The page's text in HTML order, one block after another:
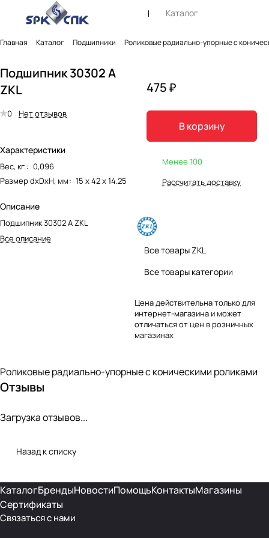
Каталог
Главная Каталог Подшипники Роликовые радиально-упорные с
Подшипник 30302 A
ZKL
0 Нет отзывов
Характеристики
Вес, кг.: 0,096
Размер dxDxH, мм: 15 х 42 х 14.25
Описание
Подшипник 30302 A ZKL
Все описание
475 ₽
В корзину
Менее 100
Рассчитать доставку
Все товары ZKL
Все товары категории
Цена действительна только для
интернет-магазина и может
отличаться от цен в розничных
магазинах
Роликовые радиально-упорные с коническими роликами
Отзывы
Загрузка отзывов...
Назад к списку
КаталогБрендыНовостиПомощьКонтактыМагазины
Сертификаты
Связаться с нами